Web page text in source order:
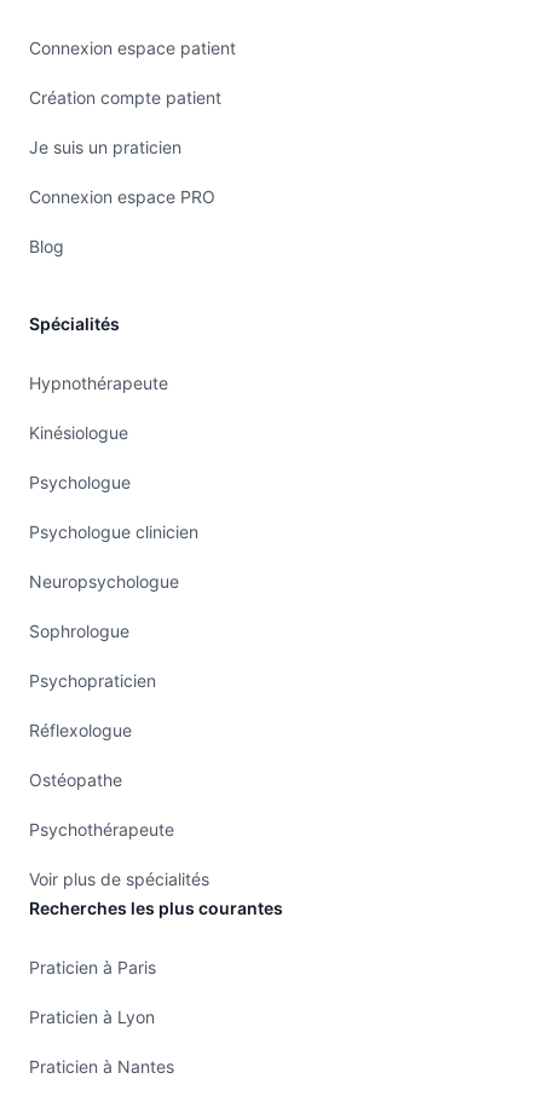
Connexion espace patient
Création compte patient
Je suis un praticien
Connexion espace PRO
Blog
Spécialités
Hypnothérapeute
Kinésiologue
Psychologue
Psychologue clinicien
Neuropsychologue
Sophrologue
Psychopraticien
Réflexologue
Ostéopathe
Psychothérapeute
Voir plus de spécialités
Recherches les plus courantes
Praticien à Paris
Praticien à Lyon
Praticien à Nantes